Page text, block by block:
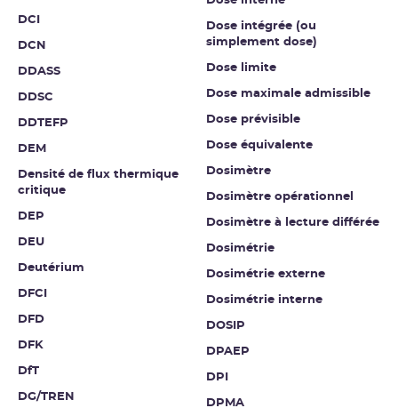
DCI
DCN
DDASS
DDSC
DDTEFP
DEM
Densité de flux thermique
critique
DEP
DEU
Deutérium
DFCI
DFD
DFK
DfT
DG/TREN
Dose intégrée (ou
simplement dose)
Dose limite
Dose maximale admissible
Dose prévisible
Dose équivalente
Dosimètre
Dosimètre opérationnel
Dosimètre à lecture différée
Dosimétrie
Dosimétrie externe
Dosimétrie interne
DOSIP
DPAEP
DPI
DPMA